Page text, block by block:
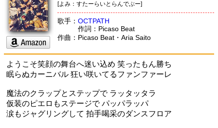
[よみ：すたーらいとらんでぶー]
歌手： OCTPATH
作詞：Picaso Beat
作曲：Picaso Beat・Aria Saito
ようこそ笑顔の舞台へ迷い込め 笑ったもん勝ち
眠らぬカーニバル 狂い咲いてるファンファーレ
魔法のクラップとステップで ラッタッタラ
仮装のピエロもステージで パッパラッパ
涙もジャグリングして 拍手喝采のダンスフロア